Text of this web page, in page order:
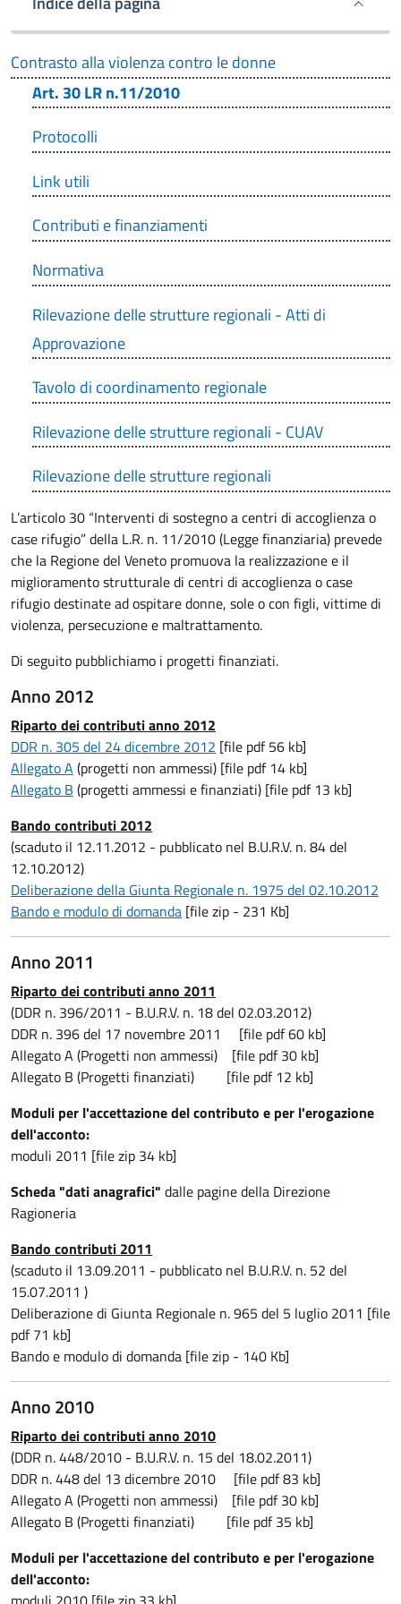
Contrasto alla violenza contro le donne
Art. 30 LR n.11/2010
Protocolli
Link utili
Contributi e finanziamenti
Normativa
Rilevazione delle strutture regionali - Atti di
Approvazione
Tavolo di coordinamento regionale
Rilevazione delle strutture regionali - CUAV
Rilevazione delle strutture regionali
L’articolo 30 “Interventi di sostegno a centri di accoglienza o
case rifugio” della L.R. n. 11/2010 (Legge finanziaria) prevede
che la Regione del Veneto promuova la realizzazione e il
miglioramento strutturale di centri di accoglienza o case
rifugio destinate ad ospitare donne, sole o con figli, vittime di
violenza, persecuzione e maltrattamento.
Di seguito pubblichiamo i progetti finanziati.
Anno 2012
Riparto dei contributi anno 2012
DDR n. 305 del 24 dicembre 2012 [file pdf 56 kb]
Allegato A (progetti non ammessi) [file pdf 14 kb]
Allegato B (progetti ammessi e finanziati) [file pdf 13 kb]
Bando contributi 2012
(scaduto il 12.11.2012 - pubblicato nel B.U.R.V. n. 84 del
12.10.2012)
Deliberazione della Giunta Regionale n. 1975 del 02.10.2012
Bando e modulo di domanda [file zip - 231 Kb]
Anno 2011
Riparto dei contributi anno 2011
(DDR n. 396/2011 - B.U.R.V. n. 18 del 02.03.2012)
DDR n. 396 del 17 novembre 2011 [file pdf 60 kb]
Allegato A (Progetti non ammessi) [file pdf 30 kb]
Allegato B (Progetti finanziati) [file pdf 12 kb]
Moduli per l'accettazione del contributo e per l'erogazione
dell'acconto:
moduli 2011 [file zip 34 kb]
Scheda "dati anagrafici" dalle pagine della Direzione
Ragioneria
Bando contributi 2011
(scaduto il 13.09.2011 - pubblicato nel B.U.R.V. n. 52 del
15.07.2011 )
Deliberazione di Giunta Regionale n. 965 del 5 luglio 2011 [file
pdf 71 kb]
Bando e modulo di domanda [file zip - 140 Kb]
Anno 2010
Riparto dei contributi anno 2010
(DDR n. 448/2010 - B.U.R.V. n. 15 del 18.02.2011)
DDR n. 448 del 13 dicembre 2010 [file pdf 83 kb]
Allegato A (Progetti non ammessi) [file pdf 30 kb]
Allegato B (Progetti finanziati) [file pdf 35 kb]
Moduli per l'accettazione del contributo e per l'erogazione
dell'acconto: